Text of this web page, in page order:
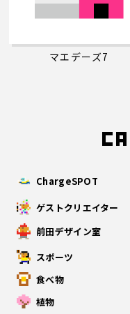
ChargeSPOT
ゲストクリエイター
前田デザイン室
スポーツ
食べ物
植物
マエデーズ7